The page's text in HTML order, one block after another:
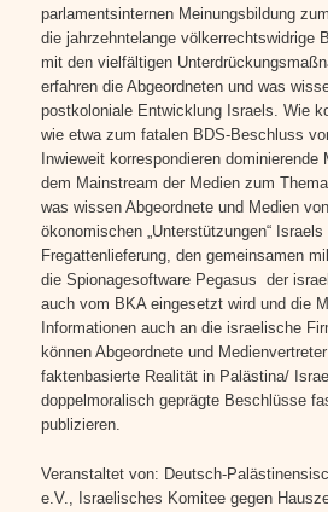
parlamentsinternen Meinungsbildung
die jahrzehntelange völkerrechtswidrige
mit den vielfältigen
erfahren die Abgeordneten und was
postkoloniale Entwicklung Israels. Wie
wie etwa zum fatalen BDS-Beschluss
Inwieweit korrespondieren
dem Mainstream der Medien zum
was wissen Abgeordnete und Medien
ökonomischen „Unterstützungen“
Fregattenlieferung, den gemeinsamen
die Spionagesoftware Pegasus der
auch vom BKA eingesetzt wird und die
Informationen auch an die israelische
können Abgeordnete und
faktenbasierte Realität in Palästina/
doppelmoralisch geprägte Beschlüsse
publizieren.
Veranstaltet von: Deutsch-
e.V., Israelisches Komitee gegen